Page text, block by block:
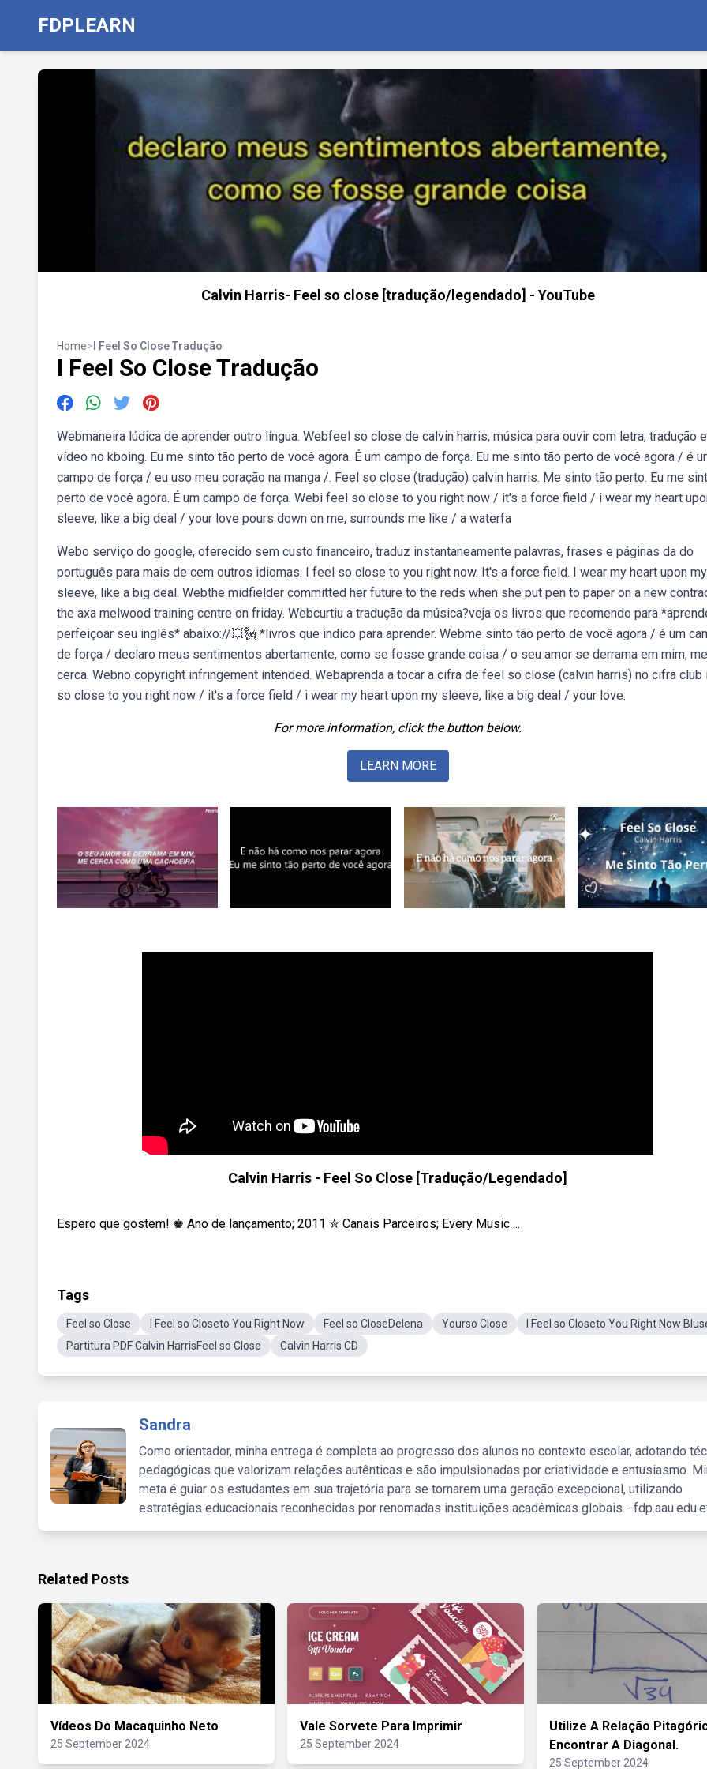
FDPLEARN
Calvin Harris- Feel so close [tradução/legendado] - YouTube
Home> I Feel So Close Tradução
I Feel So Close Tradução
Webmaneira lúdica de aprender outro língua. Webfeel so close de calvin harris, música para ouvir com letra, tradução e
vídeo no kboing. Eu me sinto tão perto de você agora. É um campo de força. Eu me sinto tão perto de você agora / é
campo de força / eu uso meu coração na manga /. Feel so close (tradução) calvin harris. Me sinto tão perto. Eu me
perto de você agora. É um campo de força. Webi feel so close to you right now / it's a force field / i wear my heart
sleeve, like a big deal / your love pours down on me, surrounds me like / a waterfa
Webo serviço do google, oferecido sem custo financeiro, traduz instantaneamente palavras, frases e páginas da do
português para mais de cem outros idiomas. I feel so close to you right now. It's a force field. I wear my heart upon my
sleeve, like a big deal. Webthe midfielder committed her future to the reds when she put pen to paper on a new
the axa melwood training centre on friday. Webcurtiu a tradução da música?veja os livros que recomendo para
perfeiçoar seu inglês* abaixo://💥🗽 *livros que indico para aprender. Webme sinto tão perto de você agora / é um
de força / declaro meus sentimentos abertamente, como se fosse grande coisa / o seu amor se derrama em mim, me
cerca. Webno copyright infringement intended. Webaprenda a tocar a cifra de feel so close (calvin harris) no cifra
so close to you right now / it's a force field / i wear my heart upon my sleeve, like a big deal / your love.
For more information, click the button below.
LEARN MORE
Calvin Harris - Feel So Close [Tradução/Legendado]
Espero que gostem! ♚ Ano de lançamento; 2011 ✮ Canais Parceiros; Every Music ...
Tags
Feel so Close I Feel so Closeto You Right Now Feel so CloseDelena Yourso Close
I Feel so Closeto You Right Now
Partitura PDF Calvin HarrisFeel so Close
Calvin Harris CD
Sandra
Como orientador, minha entrega é completa ao progresso dos alunos no contexto escolar, adotando
pedagógicas que valorizam relações autênticas e são impulsionadas por criatividade e entusiasmo.
meta é guiar os estudantes em sua trajetória para se tornarem uma geração excepcional, utilizando
estratégias educacionais reconhecidas por renomadas instituições acadêmicas globais -
Related Posts
Vídeos Do Macaquinho Neto
25 September 2024
Vale Sorvete Para Imprimir
25 September 2024
Utilize A Relação
Encontrar A Diagonal.
25 September 2024